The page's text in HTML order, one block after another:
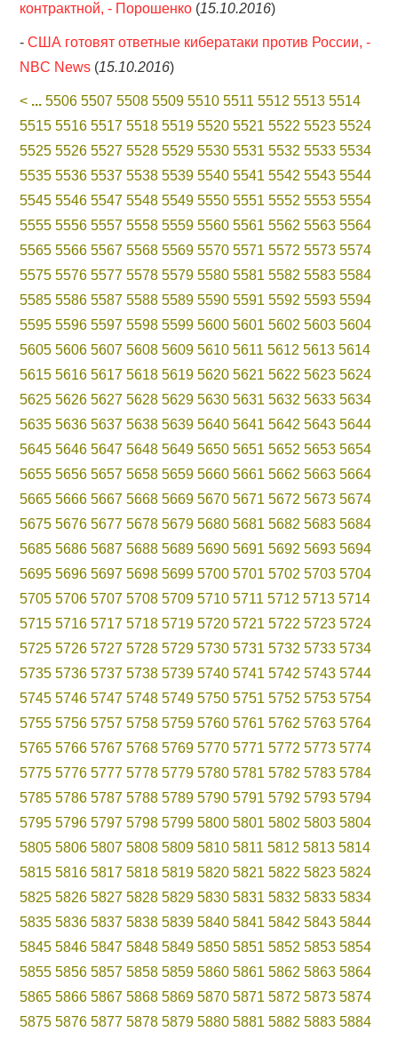
контрактной, - Порошенко (15.10.2016)
-США готовят ответные кибератаки против России, -
NBC News (15.10.2016)
< ... 5506 5507 5508 5509 5510 5511 5512 5513 5514
5515 5516 5517 5518 5519 5520 5521 5522 5523 5524
5525 5526 5527 5528 5529 5530 5531 5532 5533 5534
5535 5536 5537 5538 5539 5540 5541 5542 5543 5544
5545 5546 5547 5548 5549 5550 5551 5552 5553 5554
5555 5556 5557 5558 5559 5560 5561 5562 5563 5564
5565 5566 5567 5568 5569 5570 5571 5572 5573 5574
5575 5576 5577 5578 5579 5580 5581 5582 5583 5584
5585 5586 5587 5588 5589 5590 5591 5592 5593 5594
5595 5596 5597 5598 5599 5600 5601 5602 5603 5604
5605 5606 5607 5608 5609 5610 5611 5612 5613 5614
5615 5616 5617 5618 5619 5620 5621 5622 5623 5624
5625 5626 5627 5628 5629 5630 5631 5632 5633 5634
5635 5636 5637 5638 5639 5640 5641 5642 5643 5644
5645 5646 5647 5648 5649 5650 5651 5652 5653 5654
5655 5656 5657 5658 5659 5660 5661 5662 5663 5664
5665 5666 5667 5668 5669 5670 5671 5672 5673 5674
5675 5676 5677 5678 5679 5680 5681 5682 5683 5684
5685 5686 5687 5688 5689 5690 5691 5692 5693 5694
5695 5696 5697 5698 5699 5700 5701 5702 5703 5704
5705 5706 5707 5708 5709 5710 5711 5712 5713 5714
5715 5716 5717 5718 5719 5720 5721 5722 5723 5724
5725 5726 5727 5728 5729 5730 5731 5732 5733 5734
5735 5736 5737 5738 5739 5740 5741 5742 5743 5744
5745 5746 5747 5748 5749 5750 5751 5752 5753 5754
5755 5756 5757 5758 5759 5760 5761 5762 5763 5764
5765 5766 5767 5768 5769 5770 5771 5772 5773 5774
5775 5776 5777 5778 5779 5780 5781 5782 5783 5784
5785 5786 5787 5788 5789 5790 5791 5792 5793 5794
5795 5796 5797 5798 5799 5800 5801 5802 5803 5804
5805 5806 5807 5808 5809 5810 5811 5812 5813 5814
5815 5816 5817 5818 5819 5820 5821 5822 5823 5824
5825 5826 5827 5828 5829 5830 5831 5832 5833 5834
5835 5836 5837 5838 5839 5840 5841 5842 5843 5844
5845 5846 5847 5848 5849 5850 5851 5852 5853 5854
5855 5856 5857 5858 5859 5860 5861 5862 5863 5864
5865 5866 5867 5868 5869 5870 5871 5872 5873 5874
5875 5876 5877 5878 5879 5880 5881 5882 5883 5884